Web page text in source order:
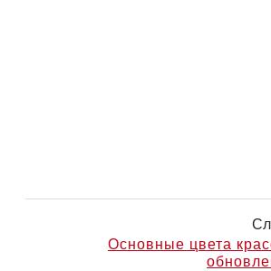
Основные цвета